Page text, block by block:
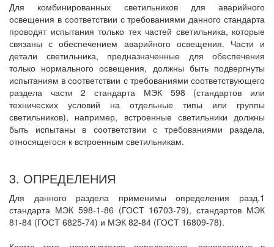
Для комбинированных светильников для аварийного
освещения в соответствии с требованиями данного стандарта
проводят испытания только тех частей светильника, которые
связаны с обеспечением аварийного освещения. Части и
детали светильника, предназначенные для обеспечения
только нормального освещения, должны быть подвергнуты
испытаниям в соответствии с требованиями соответствующего
раздела части 2 стандарта МЭК 598 (стандартов или
технических условий на отдельные типы или группы
светильников), например, встроенные светильники должны
быть испытаны в соответствии с требованиями раздела,
относящегося к встроенным светильникам.
3. ОПРЕДЕЛЕНИЯ
Для данного раздела применимы определения разд.1
стандарта МЭК 598-1-86 (ГОСТ 16703-79), стандартов МЭК
81-84 (ГОСТ 6825-74) и МЭК 82-84 (ГОСТ 16809-78).